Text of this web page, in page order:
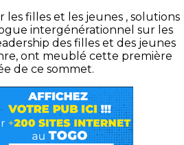
les filles et les jeunes , solutions
intergénérationnel sur les
des filles et des jeunes
ont meublé cette première
de ce sommet.